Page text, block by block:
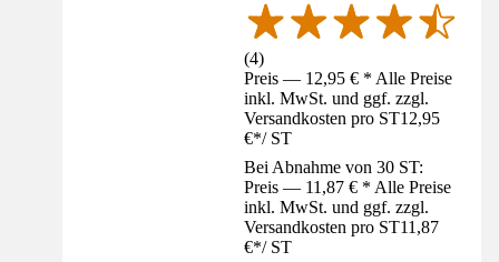
(4)
Preis — 12,95 € * Alle Preise
inkl. MwSt. und ggf. zzgl.
Versandkosten pro ST12,95
€*/ ST
Bei Abnahme von 30 ST:
Preis — 11,87 € * Alle Preise
inkl. MwSt. und ggf. zzgl.
Versandkosten pro ST11,87
€*/ ST